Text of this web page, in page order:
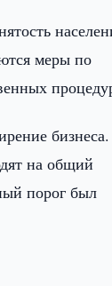
меры по
на общий
порог был